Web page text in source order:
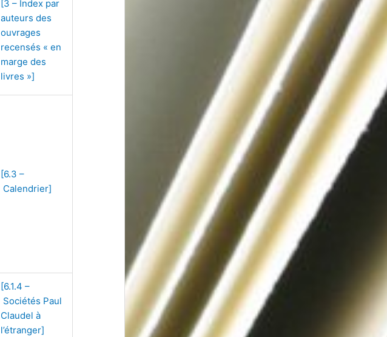
[3 – Index par
auteurs des
ouvrages
recensés « en
marge des
livres »]
[6.3 –
Calendrier]
[6.1.4 –
Sociétés Paul
Claudel à
l’étranger]